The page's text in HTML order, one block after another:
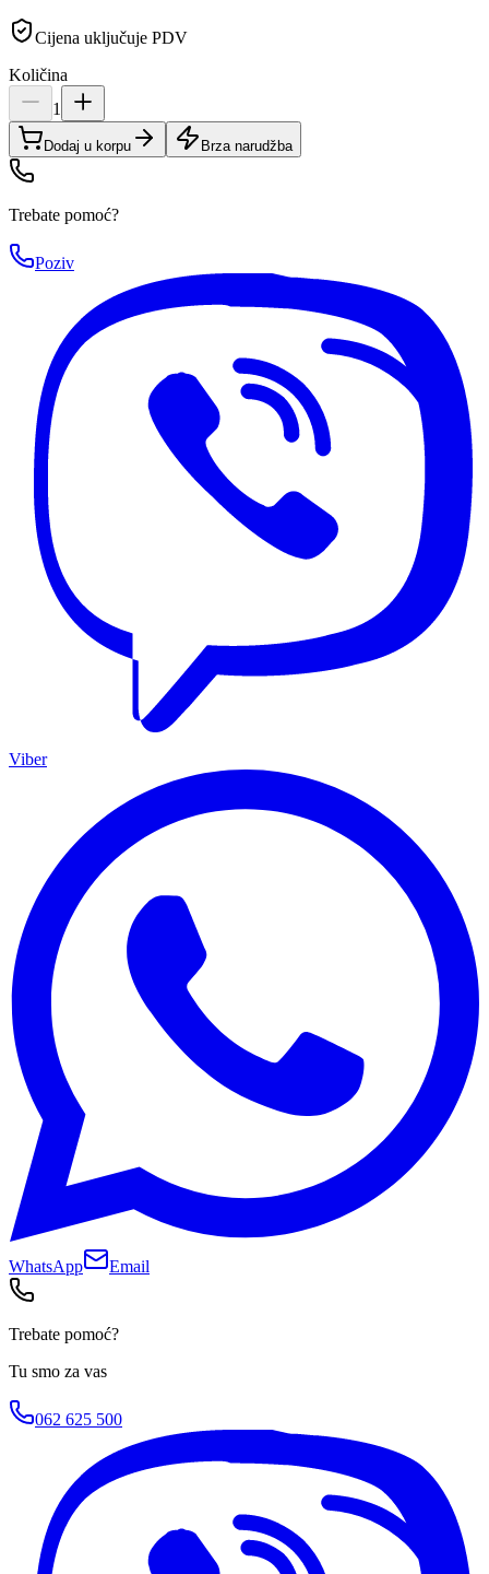
Cijena uključuje PDV
Količina
1
Dodaj u korpu Brza narudžba
Trebate pomoć?
Poziv
Viber
WhatsApp Email
Trebate pomoć?
Tu smo za vas
062 625 500